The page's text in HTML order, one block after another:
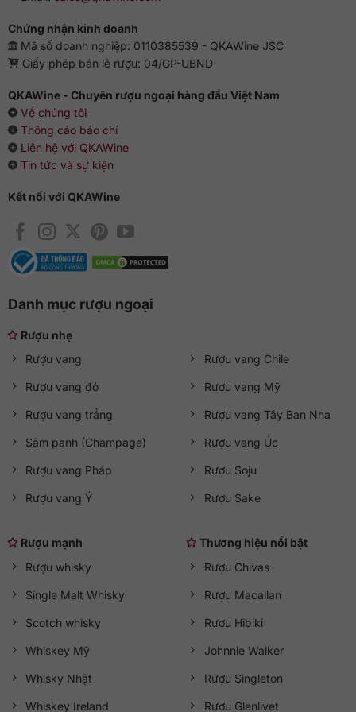
Chứng nhận kinh doanh
Mã số doanh nghiệp: 0110385539 - QKAWine JSC
Giấy phép bán lẻ rượu: 04/GP-UBND
QKAWine - Chuyên rượu ngoại hàng đầu Việt Nam
Về chúng tôi
Thông cáo báo chí
Liên hệ với QKAWine
Tin tức và sự kiện
Kết nối với QKAWine
Danh mục rượu ngoại
Rượu nhẹ
Rượu vang
Rượu vang đỏ
Rượu vang trắng
Sâm panh (Champage)
Rượu vang Pháp
Rượu vang Ý
Rượu vang Chile
Rượu vang Mỹ
Rượu vang Tây Ban Nha
Rượu vang Úc
Rượu Soju
Rượu Sake
Rượu mạnh
Rượu whisky
Single Malt Whisky
Scotch whisky
Whiskey Mỹ
Whisky Nhật
Whiskey Ireland
Thương hiệu nổi bật
Rượu Chivas
Rượu Macallan
Rượu Hibiki
Johnnie Walker
Rượu Singleton
Rượu Glenlivet